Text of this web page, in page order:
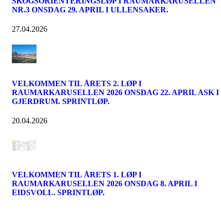
NR.3 ONSDAG 29. APRIL I ULLENSAKER.
27.04.2026
VELKOMMEN TIL ÅRETS 2. LØP I
RAUMARKARUSELLEN 2026 ONSDAG 22. APRIL ASK I
GJERDRUM. SPRINTLØP.
20.04.2026
VELKOMMEN TIL ÅRETS 1. LØP I
RAUMARKARUSELLEN 2026 ONSDAG 8. APRIL I
EIDSVOLL. SPRINTLØP.